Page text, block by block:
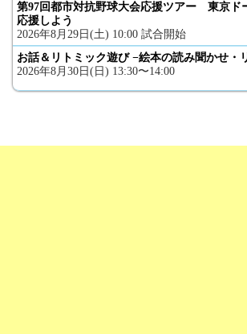
第97回都市対抗野球大会応援ツアー 東京ド
応援しよう
2026年8月29日(土) 10:00 試合開始
お話＆リトミック遊び −絵本の読み聞かせ・
2026年8月30日(日) 13:30〜14:00